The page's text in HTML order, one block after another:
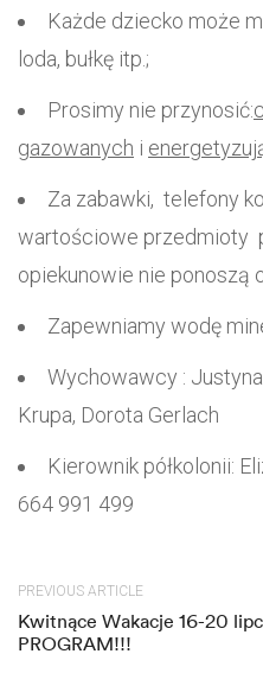
Każde dziecko może
loda, bułkę itp.;
Prosimy nie przynosić:
gazowanych i
Za zabawki, telefony
wartościowe przedmioty
opiekunowie nie ponoszą
Zapewniamy wodę
Wychowawcy :
Krupa, Dorota Gerlach
Kierownik półkolonii:
664 991 499
PREVIOUS ARTICLE
Kwitnące Wakacje 16-20
PROGRAM!!!